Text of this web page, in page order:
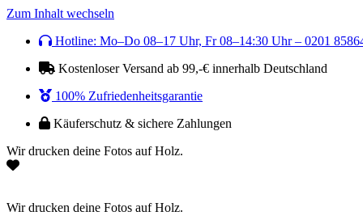
Zum Inhalt wechseln
Hotline: Mo–Do 08–17 Uhr, Fr 08–14:30 Uhr – 0201
Kostenloser Versand ab 99,-€ innerhalb Deutschland
100% Zufriedenheitsgarantie
Käuferschutz & sichere Zahlungen
Wir drucken deine Fotos auf Holz.
Wir drucken deine Fotos auf Holz.